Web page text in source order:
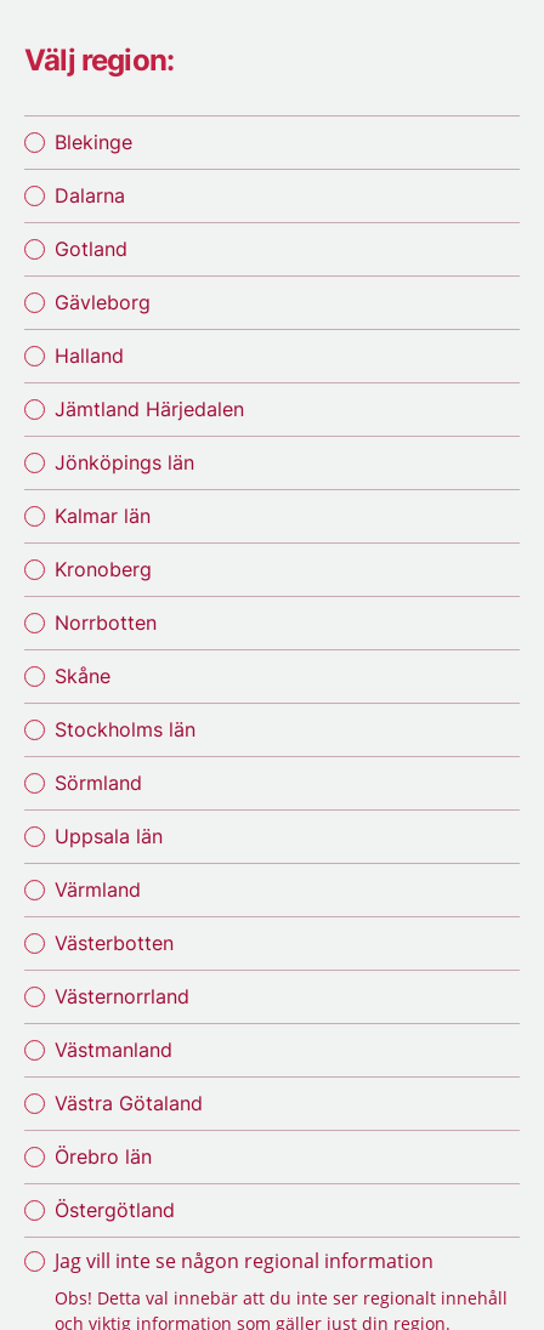
Välj region:
Blekinge
Dalarna
Gotland
Gävleborg
Halland
Jämtland Härjedalen
Jönköpings län
Kalmar län
Kronoberg
Norrbotten
Skåne
Stockholms län
Sörmland
Uppsala län
Värmland
Västerbotten
Västernorrland
Västmanland
Västra Götaland
Örebro län
Östergötland
Jag vill inte se någon regional information
Obs! Detta val innebär att du inte ser regionalt innehåll
och viktig information som gäller just din region.